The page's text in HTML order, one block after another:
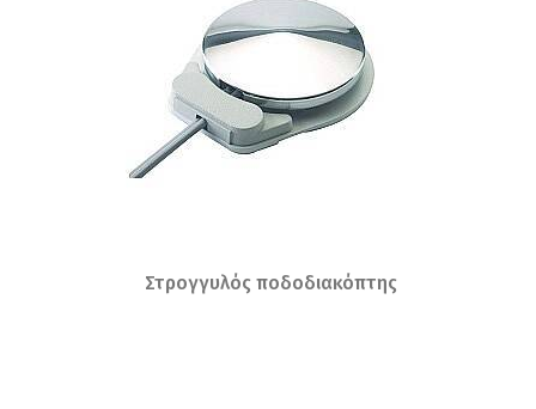
Στρογγυλός ποδοδιακόπτης